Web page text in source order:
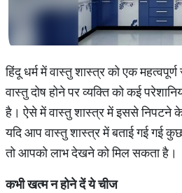
हिंदू धर्म में वास्तु शास्त्र को एक
वास्तु दोष होने पर व्यक्ति को कई
है। ऐसे में वास्तु शास्त्र में इससे निपटने
यदि आप वास्तु शास्त्र में बताई गई गई
तो आपको लाभ देखने को मिल सकता है।
कभी खत्म न होने दें ये चीज